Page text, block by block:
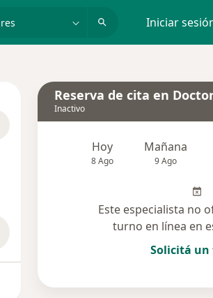
Iniciar
Reserva de cita en
Inactivo
Hoy
8 Ago
Mañana
9 Ago
Este especialista no
turno en línea en
Solicitá